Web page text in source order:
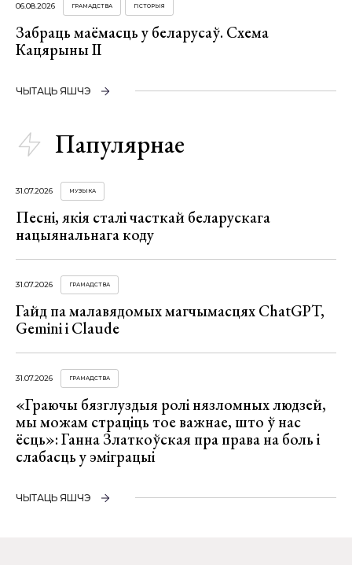
06.08.2026 ГРАМАДСТВА ГІСТОРЫЯ
Забраць маёмасць у беларусаў. Схема
Кацярыны ІІ
ЧЫТАЦЬ ЯШЧЭ
Папулярнае
31.07.2026 МУЗЫКА
Песні, якія сталі часткай беларускага
нацыянальнага коду
31.07.2026 ГРАМАДСТВА
Гайд па малавядомых магчымасцях ChatGPT,
Gemini і Claude
31.07.2026 ГРАМАДСТВА
«Граючы бязглуздыя ролі нязломных людзей,
мы можам страціць тое важнае, што ў нас
ёсць»: Ганна Златкоўская пра права на боль і
слабасць у эміграцыі
ЧЫТАЦЬ ЯШЧЭ